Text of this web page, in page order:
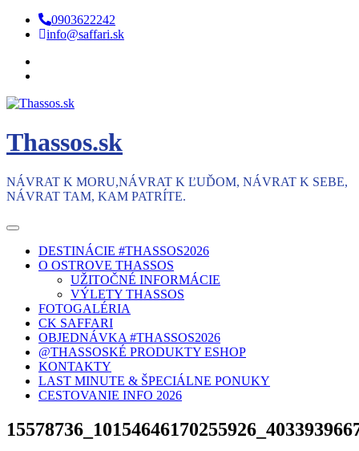
Skip
0903622242
info@saffari.sk
Thassos.sk
NÁVRAT K MORU,NÁVRAT K ĽUĎOM, NÁVRAT K SEBE,
NÁVRAT TAM, KAM PATRÍTE.
DESTINÁCIE #THASSOS2026
O OSTROVE THASSOS
UŽITOČNÉ INFORMÁCIE
VÝLETY THASSOS
FOTOGALÉRIA
CK SAFFARI
OBJEDNÁVKA #THASSOS2026
@THASSOSKÉ PRODUKTY ESHOP
KONTAKTY
LAST MINUTE & ŠPECIÁLNE PONUKY
CESTOVANIE INFO 2026